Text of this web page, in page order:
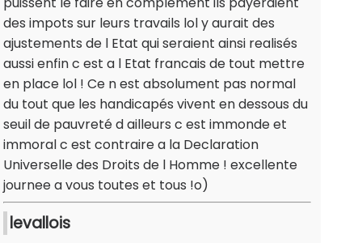
des impots sur leurs travails lol y aurait des
ajustements de l Etat qui seraient ainsi realisés
aussi enfin c est a l Etat francais de tout mettre
en place lol ! Ce n est absolument pas normal
du tout que les handicapés vivent en dessous du
seuil de pauvreté d ailleurs c est immonde et
immoral c est contraire a la Declaration
Universelle des Droits de l Homme ! excellente
journee a vous toutes et tous !o)
levallois